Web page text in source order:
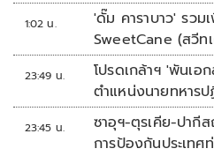
1:02 น.
'ดั๊ม คาราบาว' รว
SweetCane (สวีท
23:49 น.
โปรดเกล้าฯ 'พันเ
ตำแหน่งนายทหาร
'พลตรี'
23:45 น.
ซาอุฯ-ตุรเคีย-ปากี
การป้องกันประเท